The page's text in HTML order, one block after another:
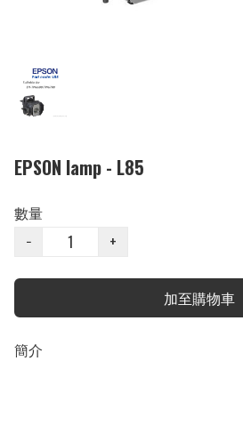
EPSON lamp - L85
數量
−
+
加至購物車
簡介